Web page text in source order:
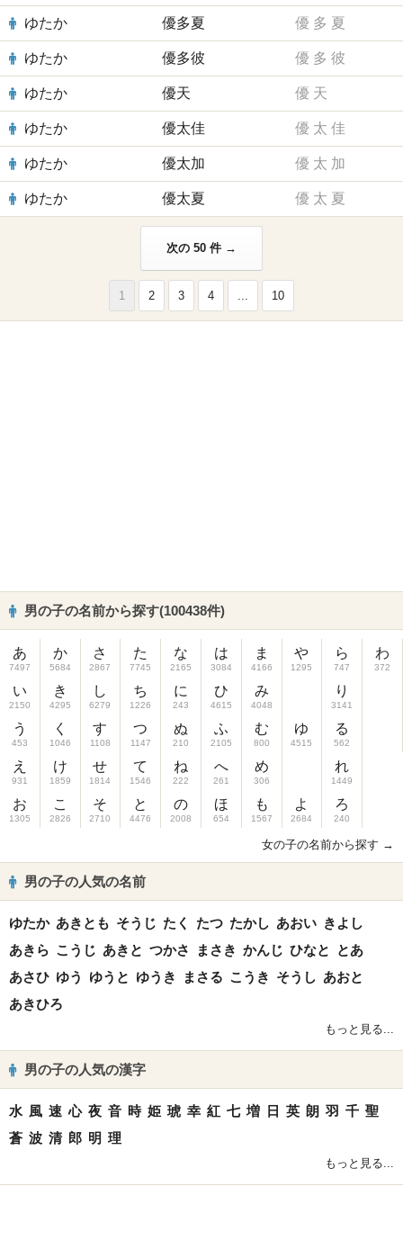
ゆたか 優多夏 優 多 夏
ゆたか 優多彼 優 多 彼
ゆたか 優天 優 天
ゆたか 優太佳 優 太 佳
ゆたか 優太加 優 太 加
ゆたか 優太夏 優 太 夏
次の 50 件 →
1 2 3 4 ... 10
男の子の名前から探す(100438件)
あ
7497
い
2150
う
453
え
931
お
1305
か
5684
き
4295
く
1046
け
1859
こ
2826
さ
2867
し
6279
す
1108
せ
1814
そ
2710
た
7745
ち
1226
つ
1147
て
1546
と
4476
な
2165
に
243
ぬ
210
ね
222
の
2008
は
3084
ひ
4615
ふ
2105
へ
261
ほ
654
ま
4166
み
4048
む
800
め
306
も
1567
や
1295
ゆ
4515
よ
2684
ら
747
り
3141
る
562
れ
1449
ろ
240
わ
372
女の子の名前から探す →
男の子の人気の名前
ゆたか あきとも そうじ たく たつ たかし あおい きよし
あきら こうじ あきと つかさ まさき かんじ ひなと
とあ
あさひ ゆう ゆうと ゆうき まさる こうき そうし あおと
あきひろ
もっと見る...
男の子の人気の漢字
水 風 速 心 夜 音 時 姫 琥 幸 紅 七 増 日 英 朗 羽 千 聖
蒼 波 清 郎 明 理
もっと見る...